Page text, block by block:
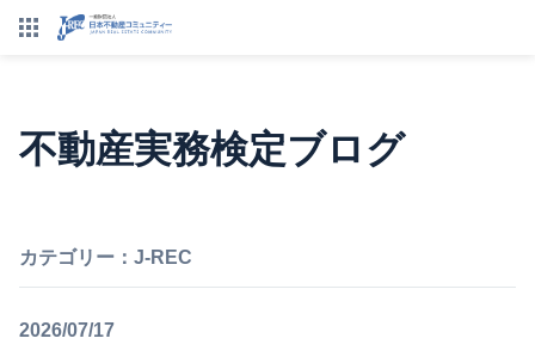
不動産実務検定ブログ
カテゴリー： J-REC
2026/07/17